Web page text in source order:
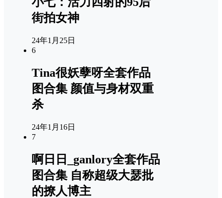
街拍女神
24年1月25日
6
Tina很妖孽呀全套作品
图合集 颜值与身材双重
杀
24年1月16日
7
啊日日_ganlory全套作品
图合集 自称超级大瑟批
的撩人博主